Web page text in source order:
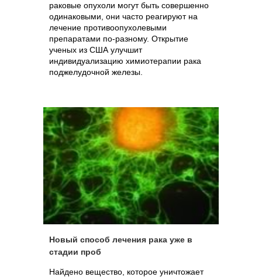
раковые опухоли могут быть совершенно
одинаковыми, они часто реагируют на
лечение противоопухолевыми
препаратами по-разному. Открытие
ученых из США улучшит
индивидуализацию химиотерапии рака
поджелудочной железы.
Новый способ лечения рака уже в
стадии проб
Найдено вещество, которое уничтожает